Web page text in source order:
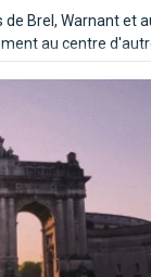
de Brel, Warnant et
au centre
poussé une pièce
pour en sortir les